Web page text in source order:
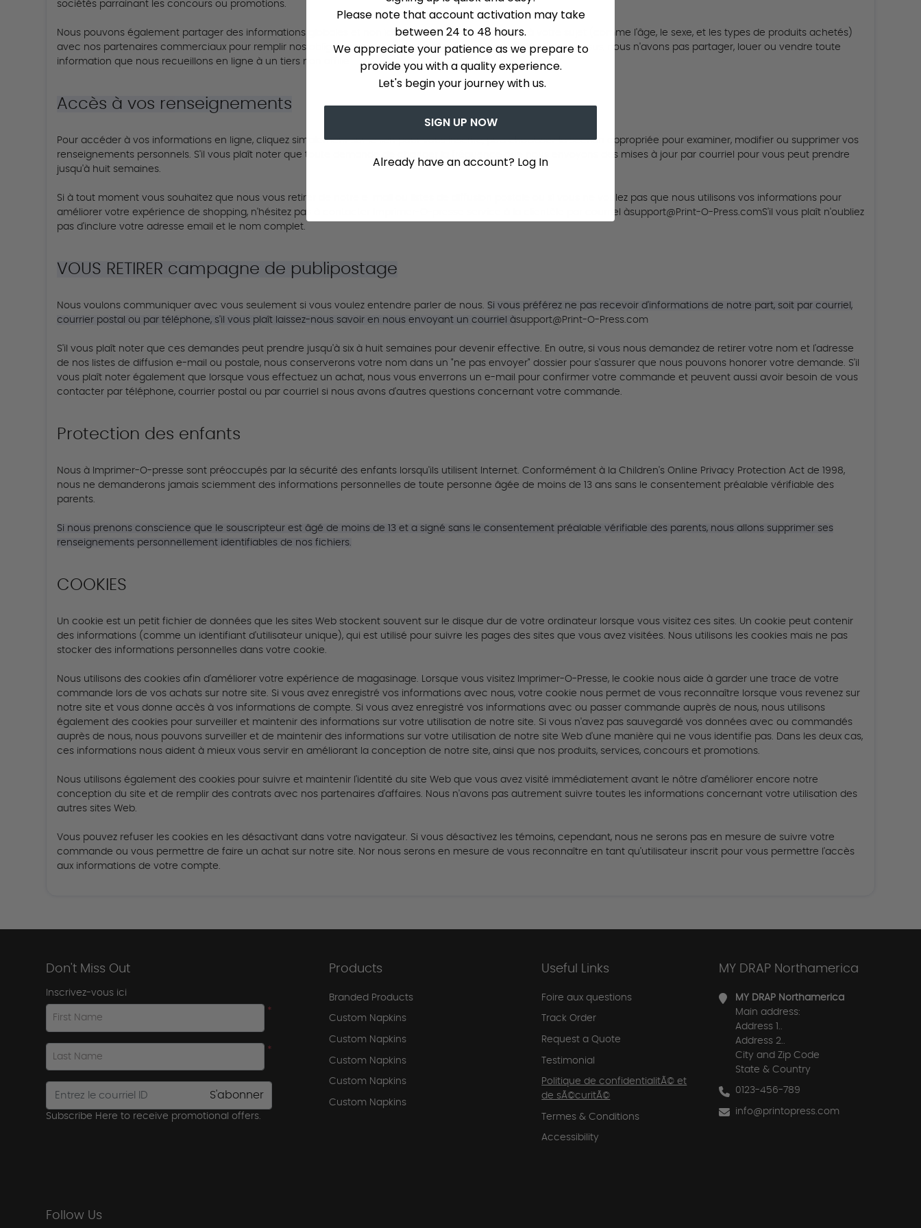
sociétés parrainant les concours ou promotions.
Nous pouvons également partager des informations globales et non identifiables personnellement à votre sujet (comme l'âge, le sexe, et les types de produits achetés)
avec nos partenaires commerciaux pour remplir nos obligations contractuelles.Sauf dans les cas décrits ci-dessus, nous n'avons pas partager, louer ou vendre toute
information que nous recueillons en ligne à un tiers non affilié.
Accès à vos renseignements
Pour accéder à vos informations en ligne, cliquez simplement sur le lien pour vous inscrire, puis choisissez la section appropriée pour examiner, modifier ou supprimer vos
renseignements personnels. S'il vous plaît noter que toute demande de changer la fréquence que nous envoyons des mises à jour par courriel pour vous peut prendre
jusqu'à huit semaines.
Si à tout moment vous souhaitez que nous vous retirer de notre e-mail ou listes de diffusion postale ou si vous ne voulez pas que nous utilisons vos informations pour
améliorer votre expérience de shopping, n'hésitez pas à contacter Imprimer-O-presse service à la clientèle par courriel àsupport@Print-O-Press.comS'il vous plaît n'oubliez
pas d'inclure votre adresse email et le nom complet.
VOUS RETIRER campagne de publipostage
Nous voulons communiquer avec vous seulement si vous voulez entendre parler de nous. Si vous préférez ne pas recevoir d'informations de notre part, soit par courriel,
courrier postal ou par téléphone, s'il vous plaît laissez-nous savoir en nous envoyant un courriel àsupport@Print-O-Press.com
S'il vous plaît noter que ces demandes peut prendre jusqu'à six à huit semaines pour devenir effective. En outre, si vous nous demandez de retirer votre nom et l'adresse
de nos listes de diffusion e-mail ou postale, nous conserverons votre nom dans un "ne pas envoyer" dossier pour s'assurer que nous pouvons honorer votre demande. S'il
vous plaît noter également que lorsque vous effectuez un achat, nous vous enverrons un e-mail pour confirmer votre commande et peuvent aussi avoir besoin de vous
contacter par téléphone, courrier postal ou par courriel si nous avons d'autres questions concernant votre commande.
Protection des enfants
Nous à Imprimer-O-presse sont préoccupés par la sécurité des enfants lorsqu'ils utilisent Internet. Conformément à la Children's Online Privacy Protection Act de 1998,
nous ne demanderons jamais sciemment des informations personnelles de toute personne âgée de moins de 13 ans sans le consentement préalable vérifiable des
parents.
Si nous prenons conscience que le souscripteur est âgé de moins de 13 et a signé sans le consentement préalable vérifiable des parents, nous allons supprimer ses
renseignements personnellement identifiables de nos fichiers.
COOKIES
Un cookie est un petit fichier de données que les sites Web stockent souvent sur le disque dur de votre ordinateur lorsque vous visitez ces sites. Un cookie peut contenir
des informations (comme un identifiant d'utilisateur unique), qui est utilisé pour suivre les pages des sites que vous avez visitées. Nous utilisons les cookies mais ne pas
stocker des informations personnelles dans votre cookie.
Nous utilisons des cookies afin d'améliorer votre expérience de magasinage. Lorsque vous visitez Imprimer-O-Presse, le cookie nous aide à garder une trace de votre
commande lors de vos achats sur notre site. Si vous avez enregistré vos informations avec nous, votre cookie nous permet de vous reconnaître lorsque vous revenez sur
notre site et vous donne accès à vos informations de compte. Si vous avez enregistré vos informations avec ou passer commande auprès de nous, nous utilisons
également des cookies pour surveiller et maintenir des informations sur votre utilisation de notre site. Si vous n'avez pas sauvegardé vos données avec ou commandés
auprès de nous, nous pouvons surveiller et de maintenir des informations sur votre utilisation de notre site Web d'une manière qui ne vous identifie pas. Dans les deux cas,
ces informations nous aident à mieux vous servir en améliorant la conception de notre site, ainsi que nos produits, services, concours et promotions.
Nous utilisons également des cookies pour suivre et maintenir l'identité du site Web que vous avez visité immédiatement avant le nôtre d'améliorer encore notre
conception du site et de remplir des contrats avec nos partenaires d'affaires. Nous n'avons pas autrement suivre toutes les informations concernant votre utilisation des
autres sites Web.
Vous pouvez refuser les cookies en les désactivant dans votre navigateur. Si vous désactivez les témoins, cependant, nous ne serons pas en mesure de suivre votre
commande ou vous permettre de faire un achat sur notre site. Nor nous serons en mesure de vous reconnaître en tant qu'utilisateur inscrit pour vous permettre l'accès
aux informations de votre compte.
Don't Miss Out
Inscrivez-vous ici
*
First Name
*
Last Name
S'abonner
Subscribe Here to receive promotional offers.
Follow Us
Products
Branded Products
Custom Napkins
Custom Napkins
Custom Napkins
Custom Napkins
Custom Napkins
Useful Links
Foire aux questions
Track Order
Request a Quote
Testimonial
Politique de confidentialitÃ© et
de sÃ©curitÃ©
Termes & Conditions
Accessibility
MY DRAP Northamerica
MY DRAP Northamerica
Main address:
Address 1..
Address 2..
City and Zip Code
State & Country
0123-456-789
info@printopress.com
Please note that account activation may take
between 24 to 48 hours.
We appreciate your patience as we prepare to
provide you with a quality experience.
Let's begin your journey with us.
SIGN UP NOW
Already have an account? Log In